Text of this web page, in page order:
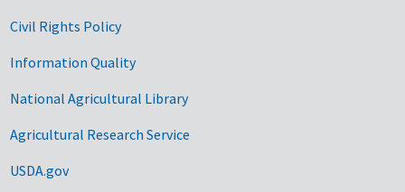
Civil Rights Policy
Information Quality
National Agricultural Library
Agricultural Research Service
USDA.gov